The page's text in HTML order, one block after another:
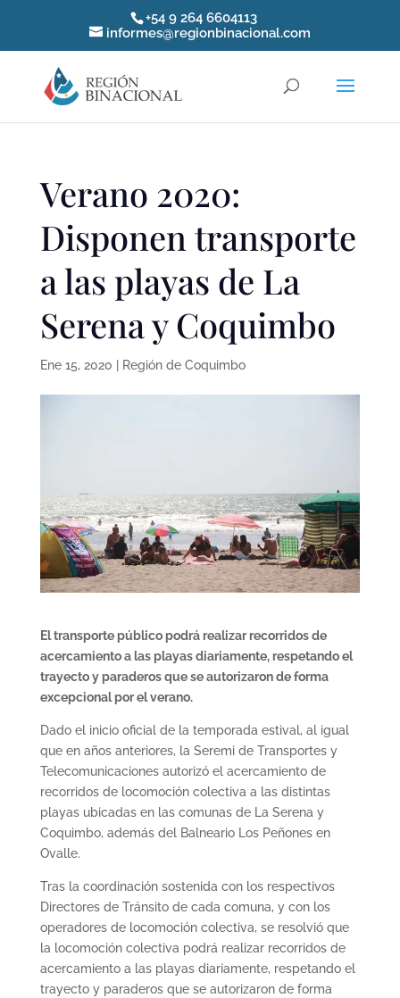
+54 9 264 6604113
informes@regionbinacional.com
Verano 2020:
Disponen transporte
a las playas de La
Serena y Coquimbo
Ene 15, 2020 Región de Coquimbo
El transporte público podrá realizar recorridos de
acercamiento a las playas diariamente, respetando el
trayecto y paraderos que se autorizaron de forma
excepcional por el verano.
Dado el inicio oficial de la temporada estival, al igual
que en años anteriores, la Seremi de Transportes y
Telecomunicaciones autorizó el acercamiento de
recorridos de locomoción colectiva a las distintas
playas ubicadas en las comunas de La Serena y
Coquimbo, además del Balneario Los Peñones en
Ovalle.
Tras la coordinación sostenida con los respectivos
Directores de Tránsito de cada comuna, y con los
operadores de locomoción colectiva, se resolvió que
la locomoción colectiva podrá realizar recorridos de
acercamiento a las playas diariamente, respetando el
trayecto y paraderos que se autorizaron de forma